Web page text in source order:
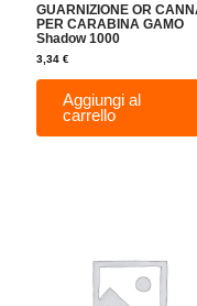
GUARNIZIONE OR
PER CARABINA GAMO
Shadow 1000
3,34€
Aggiungi al
carrello